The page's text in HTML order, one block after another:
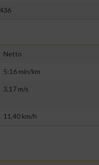
436
Netto
5:16 min/km
3,17 m/s
11,40 km/h